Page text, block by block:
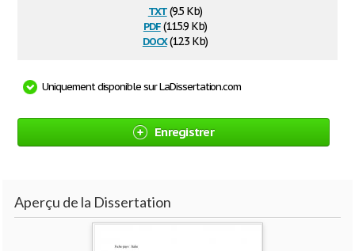
txt(9.5 Kb)
pdf(115.9 Kb)
docx(12.3 Kb)
Uniquement disponible sur LaDissertation.com
Enregistrer
Aperçu de la Dissertation